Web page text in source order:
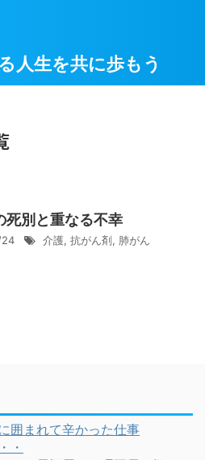
人生を共に歩もう
死別と重なる不幸
介護, 抗がん剤, 肺がん
囲まれて辛かった仕事
・